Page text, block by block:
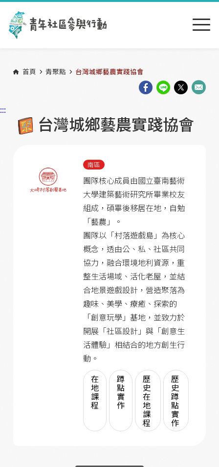
跳到主要內容區塊
首頁 青聚點 台灣城鄉藝農實踐協會
:::
台灣城鄉藝農實踐協會
南區
團隊核心成員由國立臺南藝術
大學建築藝術研究所畢業校友
組成，碩畢後移居在地，自勉
「藝農」。
團隊以「村落遊戲島」為核心
概念，透由公、私、社區共同
協力，融合環境地利資源，重
整生活場域、活化老屋，並結
合地景遊戲設計，營造聚落為
趣味、美學、療癒、探索的
「創意玩學」基地，並致力於
開展「社區設計」與「創意生
活體驗」相結合的地方創生行
動。
在
地
課
程
蹲
點
實
作
歷
史
在
地
課
程
歷
史
蹲
點
實
作